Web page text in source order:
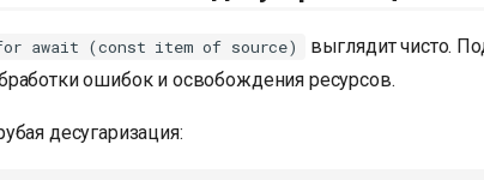
await (const item of source)
выглядит чисто.
ошибок и освобождения ресурсов.
десугаризация: